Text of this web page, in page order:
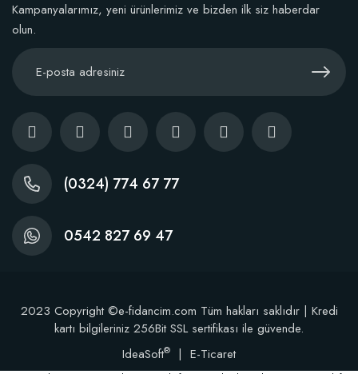
Kaktüs Sukulent Üretim Saksısı 5,5 Luk (50 adet)
Kampanyalarımız, yeni ürünlerimiz ve bizden ilk siz haberdar
olun.
(0324) 774 67 77
0542 827 69 47
2023 Copyright ©e-fidancim.com Tüm hakları saklıdır | Kredi
kartı bilgileriniz 256Bit SSL sertifikası ile güvende.
IdeaSoft® | E-Ticaret